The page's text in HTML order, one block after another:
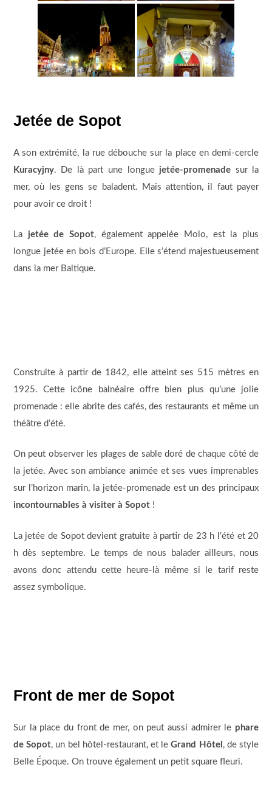
Jetée de Sopot
A son extrémité, la rue débouche sur la place en demi-cercle
Kuracyjny. De là part une longuejetée-promenade sur la
mer, où les gens se baladent. Mais attention, il faut payer
pour avoir ce droit !
La jetée de Sopot, également appelée Molo, est la plus
longue jetée en bois d’Europe. Elle s’étend majestueusement
dans la mer Baltique.
Construite à partir de 1842, elle atteint ses 515 mètres en
1925. Cette icône balnéaire offre bien plus qu’une jolie
promenade : elle abrite des cafés, des restaurants et même un
théâtre d’été.
On peut observer les plages de sable doré de chaque côté de
la jetée. Avec son ambiance animée et ses vues imprenables
sur l’horizon marin, la jetée-promenade est un des principaux
incontournables à visiter à Sopot!
La jetée de Sopot devient gratuite à partir de 23 h l’été et 20
h dès septembre. Le temps de nous balader ailleurs, nous
avons donc attendu cette heure-là même si le tarif reste
assez symbolique.
Front de mer de Sopot
Sur la place du front de mer, on peut aussi admirer le phare
de Sopot, un bel hôtel-restaurant, et le Grand Hôtel , de style
Belle Époque. On trouve également un petit square fleuri.